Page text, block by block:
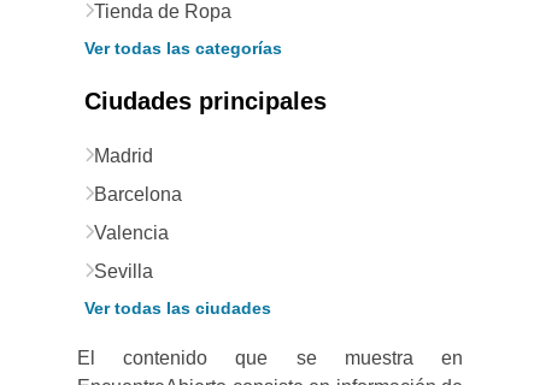
Tienda de Ropa
Ver todas las categorías
Ciudades principales
Madrid
Barcelona
Valencia
Sevilla
Ver todas las ciudades
El contenido que se muestra en